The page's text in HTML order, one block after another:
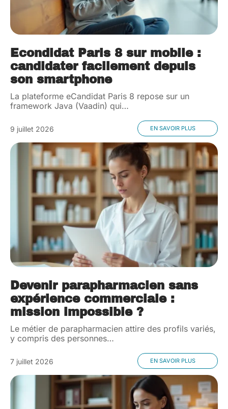
Econdidat Paris 8 sur mobile :
candidater facilement depuis
son smartphone
La plateforme eCandidat Paris 8 repose sur un
framework Java (Vaadin) qui…
9 juillet 2026 EN SAVOIR PLUS
Devenir parapharmacien sans
expérience commerciale :
mission impossible ?
Le métier de parapharmacien attire des profils variés,
y compris des personnes…
7 juillet 2026 EN SAVOIR PLUS